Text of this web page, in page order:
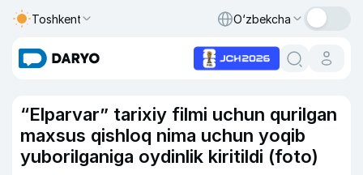
Toshkent O‘zbekcha
“Elparvar” tarixiy filmi uchun qurilgan
maxsus qishloq nima uchun yoqib
yuborilganiga oydinlik kiritildi (foto)